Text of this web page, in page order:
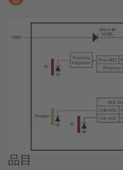
品目